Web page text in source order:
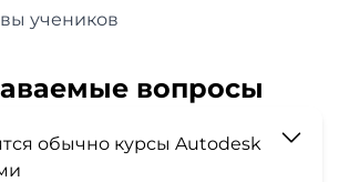
учеников
вопросы
обычно курсы Autodesk